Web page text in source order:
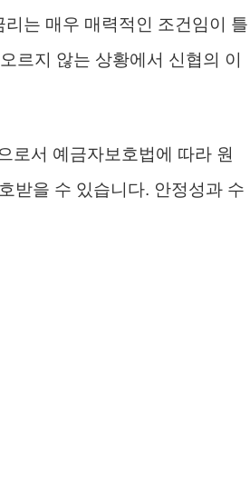
는 매우 매력적인 조건임이 틀
르지 않는 상황에서 신협의 이
로서 예금자보호법에 따라 원
받을 수 있습니다. 안정성과 수